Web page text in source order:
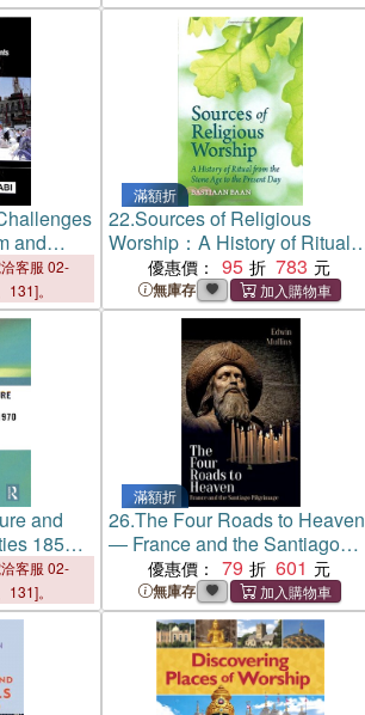
and
客服 02-
。
滿額折
22.Sources of Religious
Worship：A History of Ritual
from the Stone Age to the
Present Day
優惠價： 95 783
無庫存
and
1850-
客服 02-
。
滿額折
26.The Four Roads to Heaven
― France and the Santiago
Pilgrimage
優惠價： 79 601
無庫存